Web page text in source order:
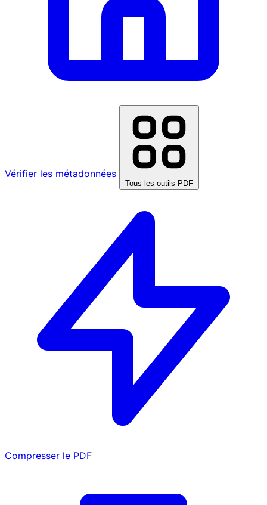
Vérifier les métadonnées
Tous les outils PDF
Compresser le PDF